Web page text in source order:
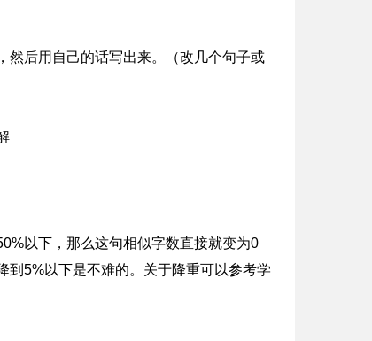
然后用自己的话写出来。（改几个句子或
以下，那么这句相似字数直接就变为0
5%以下是不难的。关于降重可以参考学